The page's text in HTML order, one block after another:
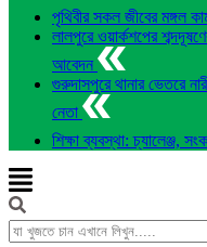
পৃথিবীর সকল জীবের মঙ্গল
লালপুরে ওয়ার্কশপের
আবেদন
গুরুদাসপুরে থানার ভেতরে
নেতা
শিক্ষা ব্যবস্থা: চ্যালেঞ্জ,